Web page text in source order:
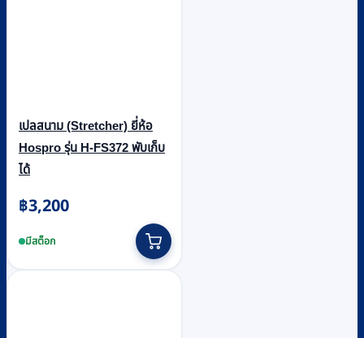
เปลสนาม (Stretcher) ยี่ห้อ
Hospro รุ่น H-FS372 พับเก็บ
ได้
฿3,200
มีสต็อก